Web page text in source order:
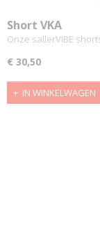
Short VKA
Onze sallerVIBE
€ 30,50
IN WINKELWAGEN